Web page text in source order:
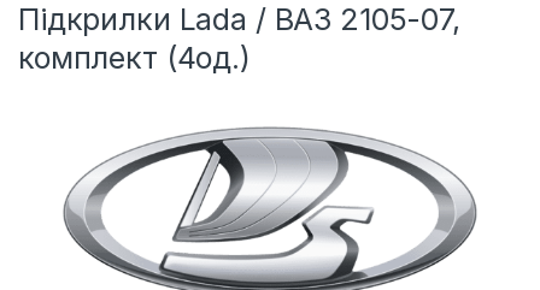
Підкрилки Lada / ВАЗ 2105-07,
комплект (4од.)